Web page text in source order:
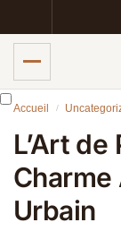
Accueil /
L’Art
Charme
Urbain